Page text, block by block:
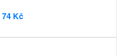
74 Kč